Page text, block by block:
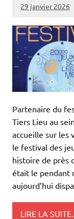
29 janvier 2026
Partenaire du
Tiers Lieu au
accueille sur les
le festival des
histoire de près
était le pendant
aujourd’hui
LIRE LA SUITE...